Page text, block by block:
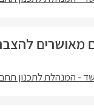
מאושרים
- המנהלת לתכנון